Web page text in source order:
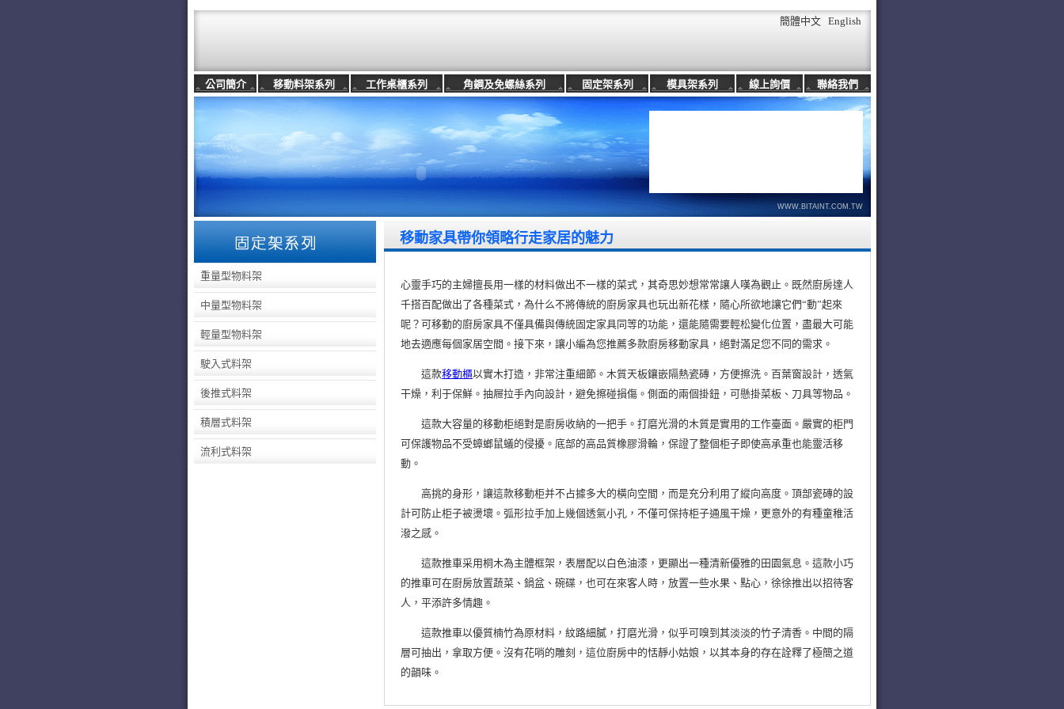
簡體中文 English
公司簡介 移動料架系列 工作桌櫃系列 角鋼及免螺絲系列 固定架系列 模具架系列 線上詢價 聯絡我們
WWW.BITAINT.COM.TW
重量型物料架
中量型物料架
輕量型物料架
駛入式料架
後推式料架
積層式料架
流利式料架
移動家具帶你領略行走家居的魅力
心靈手巧的主婦擅長用一樣的材料做出不一樣的菜式，其奇思妙想常常讓人嘆為觀止。既然廚房達人
千搭百配做出了各種菜式，為什么不將傳統的廚房家具也玩出新花樣，隨心所欲地讓它們“動”起來
呢？可移動的廚房家具不僅具備與傳統固定家具同等的功能，還能隨需要輕松變化位置，盡最大可能
地去適應每個家居空間。接下來，讓小編為您推薦多款廚房移動家具，絕對滿足您不同的需求。
這款移動櫃以實木打造，非常注重細節。木質天板鑲嵌隔熱瓷磚，方便擦洗。百葉窗設計，透氣
干燥，利于保鮮。抽屜拉手內向設計，避免擦碰損傷。側面的兩個掛鈕，可懸掛菜板、刀具等物品。
這款大容量的移動柜絕對是廚房收納的一把手。打磨光滑的木質是實用的工作臺面。嚴實的柜門
可保護物品不受蟑螂鼠蟻的侵擾。底部的高品質橡膠滑輪，保證了整個柜子即使高承重也能靈活移
動。
高挑的身形，讓這款移動柜并不占據多大的橫向空間，而是充分利用了縱向高度。頂部瓷磚的設
計可防止柜子被燙壞。弧形拉手加上幾個透氣小孔，不僅可保持柜子通風干燥，更意外的有種童稚活
潑之感。
這款推車采用桐木為主體框架，表層配以白色油漆，更顯出一種清新優雅的田園氣息。這款小巧
的推車可在廚房放置蔬菜、鍋盆、碗碟，也可在來客人時，放置一些水果、點心，徐徐推出以招待客
人，平添許多情趣。
這款推車以優質楠竹為原材料，紋路細膩，打磨光滑，似乎可嗅到其淡淡的竹子清香。中間的隔
層可抽出，拿取方便。沒有花哨的雕刻，這位廚房中的恬靜小姑娘，以其本身的存在詮釋了極簡之道
的韻味。